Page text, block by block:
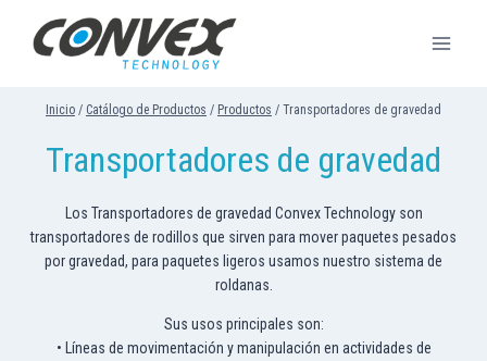
contenido
Inicio / Catálogo de Productos / Productos / Transportadores de gravedad
Transportadores de gravedad
Los Transportadores de gravedad Convex Technology son
transportadores de rodillos que sirven para mover paquetes pesados
por gravedad, para paquetes ligeros usamos nuestro sistema de
roldanas.
Sus usos principales son:
• Líneas de movimentación y manipulación en actividades de